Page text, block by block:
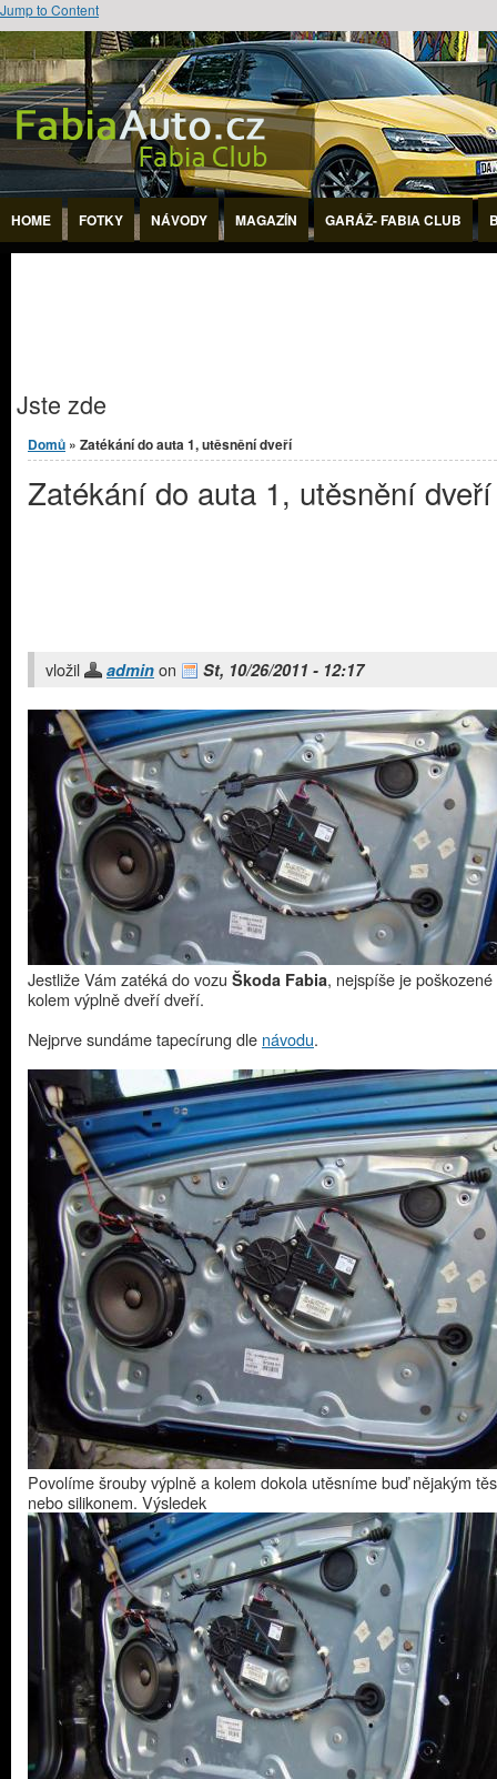
Jump to Content
HOME FOTKY NÁVODY MAGAZÍN GARÁŽ- FABIA CLUB
Jste zde
Domů » Zatékání do auta 1, utěsnění dveří
Zatékání do auta 1, utěsnění dveří
vložil admin on St, 10/26/2011 - 12:17
Jestliže Vám zatéká do vozu Škoda Fabia, nejspíše je
kolem výplně dveří dveří.
Nejprve sundáme tapecírung dle návodu.
Povolíme šrouby výplně a kolem dokola utěsníme buď nějakým
nebo silikonem. Výsledek